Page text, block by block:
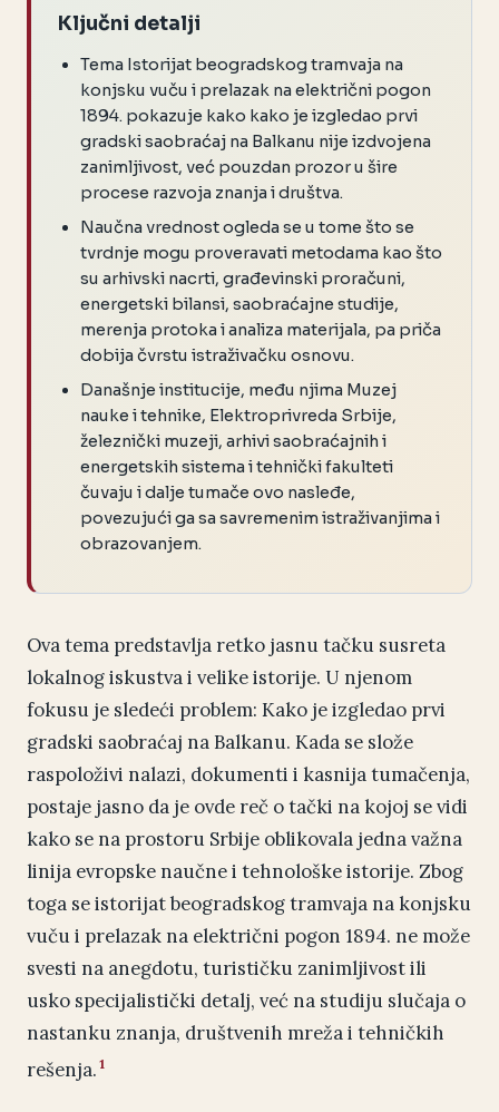
Ključni detalji
Tema Istorijat beogradskog tramvaja na
konjsku vuču i prelazak na električni pogon
1894. pokazuje kako kako je izgledao prvi
gradski saobraćaj na Balkanu nije izdvojena
zanimljivost, već pouzdan prozor u šire
procese razvoja znanja i društva.
Naučna vrednost ogleda se u tome što se
tvrdnje mogu proveravati metodama kao što
su arhivski nacrti, građevinski proračuni,
energetski bilansi, saobraćajne studije,
merenja protoka i analiza materijala, pa priča
dobija čvrstu istraživačku osnovu.
Današnje institucije, među njima Muzej
nauke i tehnike, Elektroprivreda Srbije,
železnički muzeji, arhivi saobraćajnih i
energetskih sistema i tehnički fakulteti
čuvaju i dalje tumače ovo nasleđe,
povezujući ga sa savremenim istraživanjima i
obrazovanjem.
Ova tema predstavlja retko jasnu tačku susreta
lokalnog iskustva i velike istorije. U njenom
fokusu je sledeći problem: Kako je izgledao prvi
gradski saobraćaj na Balkanu. Kada se slože
raspoloživi nalazi, dokumenti i kasnija tumačenja,
postaje jasno da je ovde reč o tački na kojoj se vidi
kako se na prostoru Srbije oblikovala jedna važna
linija evropske naučne i tehnološke istorije. Zbog
toga se istorijat beogradskog tramvaja na konjsku
vuču i prelazak na električni pogon 1894. ne može
svesti na anegdotu, turističku zanimljivost ili
usko specijalistički detalj, već na studiju slučaja o
nastanku znanja, društvenih mreža i tehničkih
rešenja. 1